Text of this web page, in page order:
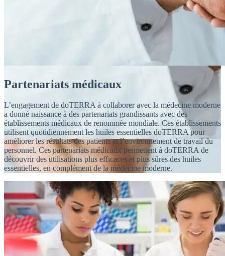
Partenariats médicaux
L’engagement de doTERRA à collaborer avec la médecine moderne
a donné naissance à des partenariats grandissants avec des
établissements médicaux de renommée mondiale. Ces établissements
utilisent quotidiennement les huiles essentielles doTERRA pour
améliorer les résultats des patients et l’environnement de travail du
personnel. Ces partenariats médicaux permettent à doTERRA de
découvrir des utilisations plus efficaces et plus sûres des huiles
essentielles, en complément de la médecine moderne.